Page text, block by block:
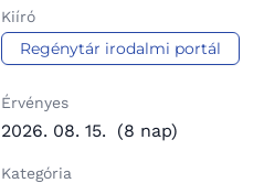
Kiíró
Regénytár irodalmi portál
Érvényes
2026. 08. 15. (8 nap)
Kategória